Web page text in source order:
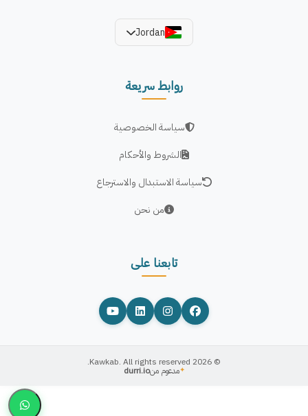
Jordan
روابط سريعة
سياسة الخصوصية
الشروط والأحكام
سياسة الاستبدال والاسترجاع
من نحن
تابعنا على
© 2026 Kawkab. All rights reserved.
✦مدعوم منdurri.io